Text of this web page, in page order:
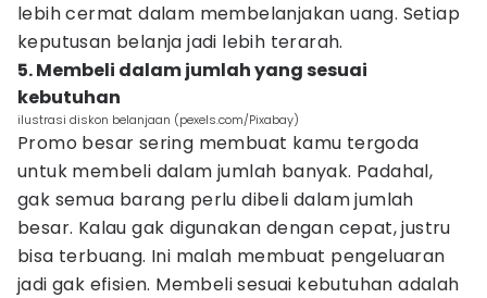
lebih cermat dalam membelanjakan uang. Setiap
keputusan belanja jadi lebih terarah.
5. Membeli dalam jumlah yang sesuai
kebutuhan
ilustrasi diskon belanjaan (pexels.com/Pixabay)
Promo besar sering membuat kamu tergoda
untuk membeli dalam jumlah banyak. Padahal,
gak semua barang perlu dibeli dalam jumlah
besar. Kalau gak digunakan dengan cepat, justru
bisa terbuang. Ini malah membuat pengeluaran
jadi gak efisien. Membeli sesuai kebutuhan adalah